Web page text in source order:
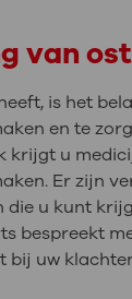
van
is het
en te
krijgt u
Er zijn
die u kunt
bespreekt
bij uw